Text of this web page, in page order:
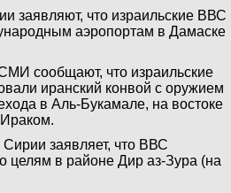
заявляют, что израильские ВВС
аэропортам в Дамаске
сообщают, что израильские
иранский конвой с оружием
в Аль-Букамале, на востоке
заявляет, что ВВС
целям в районе Дир аз-Зура (на